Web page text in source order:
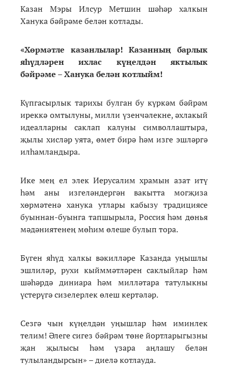
Казан Мэры Илсур Метшин шәһәр халкын
Ханука бәйрәме белән котлады.
«Хөрмәтле казанлылар! Казанның барлык
яһүдләрен ихлас күңелдән яктылык
бәйрәме – Ханука белән котлыйм!
Күпгасырлык тарихы булган бу күркәм бәйрәм
иреккә омтылуны, милли үзенчәлекне, әхлакый
идеалларны саклап калуны символлаштыра,
җылы хисләр уята, өмет бирә һәм изге эшләргә
илһамландыра.
Ике мең ел элек Иерусалим храмын азат итү
һәм аны изгеләндергән вакытта могҗиза
хөрмәтенә ханука утлары кабызу традициясе
буыннан-буынга тапшырыла, Россия һәм дөнья
мәдәниятенең мөһим өлеше булып тора.
Бүген яһүд халкы вәкилләре Казанда уңышлы
эшлиләр, рухи кыйммәтләрен саклыйлар һәм
шәһәрдә диниара һәм милләтара татулыкны
үстерүгә сизелерлек өлеш кертәләр.
Сезгә чын күңелдән уңышлар һәм иминлек
телим! Әлеге сигез бәйрәм төне йортларыгызны
җан җылысы һәм үзара аңлашу белән
тулыландырсын» – диелә котлауда.